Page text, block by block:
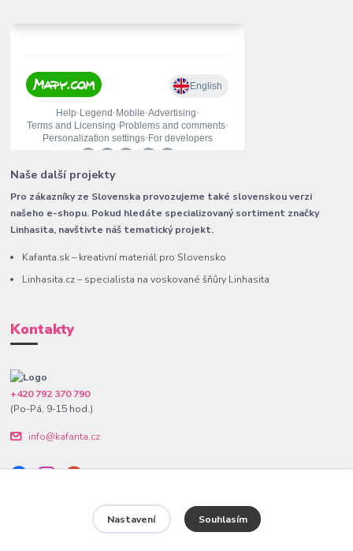
Naše další projekty
Pro zákazníky ze Slovenska provozujeme také slovenskou verzi
našeho e-shopu. Pokud hledáte specializovaný sortiment značky
Linhasita, navštivte náš tematický projekt.
Kafanta.sk – kreativní materiál pro Slovensko
Linhasita.cz – specialista na voskované šňůry Linhasita
Kontakty
+420 792 370 790
(Po-Pá, 9-15 hod.)
info@kafanta.cz
Nastavení Souhlasím